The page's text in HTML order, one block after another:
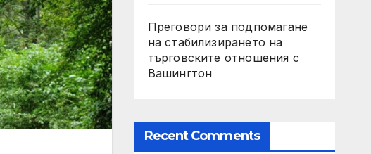
Преговори за подпомагане
на стабилизирането на
търговските отношения с
Вашингтон
Recent Comments